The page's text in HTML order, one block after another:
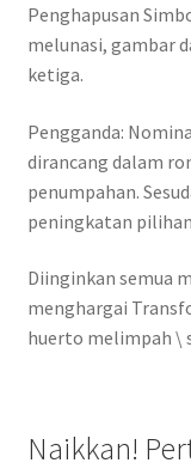
Penghapusan
melunasi, gambar
ketiga.
Pengganda:
dirancang dalam
penumpahan.
peningkatan
Diinginkan semua
menghargai
huerto melimpah \
Naikkan!